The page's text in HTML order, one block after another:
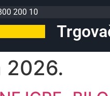
200 10
2026.